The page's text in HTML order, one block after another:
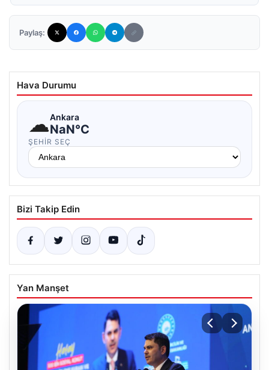
Paylaş:
Hava Durumu
☁Ankara
NaN°C
ŞEHIR SEÇ
Bizi Takip Edin
Yan Manşet